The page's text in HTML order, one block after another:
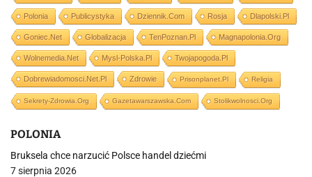
Polonia Publicystyka Dziennik.com Rosja Dlapolski.pl
Goniec.net Globalizacja TenPoznan.pl Magnapolonia.org
Wolnemedia.net Mysl-Polska.pl Twojapogoda.pl
Dobrewiadomosci.net.pl Zdrowie Prisonplanet.pl Religia
Sekrety-Zdrowia.org Gazetawarszawska.com Stolikwolnosci.org
POLONIA
Bruksela chce narzucić Polsce handel dziećmi
7 sierpnia 2026